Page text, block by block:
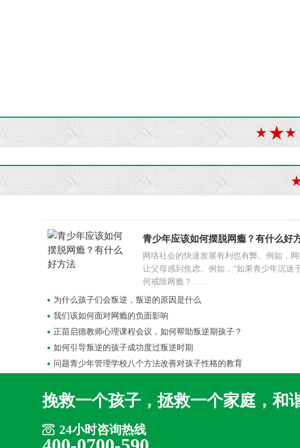
青少年应该如何摆脱网瘾？有什么好
网络社会的快速发展有利也有弊。例如，
让父母感到焦虑。例如，“如果青少年沉迷
何戒除网瘾？……
为什么孩子们会叛逆，叛逆的原因是什么
我们该如何面对网瘾的负面影响
正苗启德教师心理课程会议，如何帮助叛逆期孩子？
如何引导叛逆的孩子成功度过叛逆时期
问题青少年管理学校八个方法改善对孩子性格的教育
挽救一个孩子，拯救一个家庭，和
24小时咨询热线